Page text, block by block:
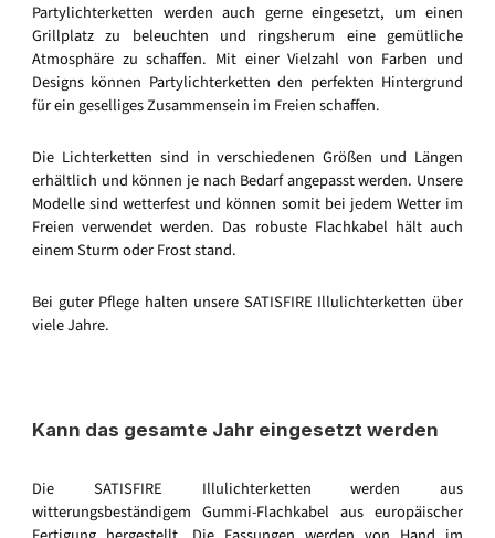
Partylichterketten werden auch gerne eingesetzt, um einen
Grillplatz zu beleuchten und ringsherum eine gemütliche
Atmosphäre zu schaffen. Mit einer Vielzahl von Farben und
Designs können Partylichterketten den perfekten Hintergrund
für ein geselliges Zusammensein im Freien schaffen.
Die Lichterketten sind in verschiedenen Größen und Längen
erhältlich und können je nach Bedarf angepasst werden. Unsere
Modelle sind wetterfest und können somit bei jedem Wetter im
Freien verwendet werden. Das robuste Flachkabel hält auch
einem Sturm oder Frost stand.
Bei guter Pflege halten unsere SATISFIRE Illulichterketten über
viele Jahre.
Kann das gesamte Jahr eingesetzt werden
Die SATISFIRE Illulichterketten werden aus
witterungsbeständigem Gummi-Flachkabel aus europäischer